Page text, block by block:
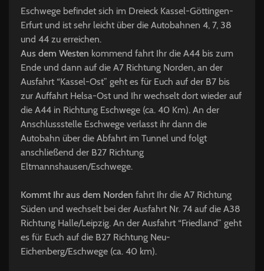
Eschwege befindet sich im Dreieck Kassel-Göttingen-
Erfurt und ist sehr leicht über die Autobahnen 4, 7, 38
und 44 zu erreichen.
Aus dem Westen kommend fahrt Ihr die A44 bis zum
Ende und dann auf die A7 Richtung Norden, an der
Ausfahrt “Kassel-Ost” geht es für Euch auf der B7 bis
zur Auffahrt Helsa-Ost und Ihr wechselt dort wieder auf
die A44 in Richtung Eschwege (ca. 40 Km). An der
Anschlussstelle Eschwege verlasst ihr dann die
Autobahn über die Abfahrt im Tunnel und folgt
anschließend der B27 Richtung
Eltmannshausen/Eschwege.
Kommt Ihr aus dem Norden fahrt Ihr die A7 Richtung
Süden und wechselt bei der Ausfahrt Nr. 74 auf die A38
Richtung Halle/Leipzig. An der Ausfahrt “Friedland” geht
es für Euch auf die B27 Richtung Neu-
Eichenberg/Eschwege (ca. 40 km).